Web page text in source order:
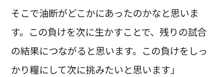
そこで油断がどこかにあったのかなと思いま
す。この負けを次に生かすことで、残りの試合
の結果につながると思います。この負けをしっ
かり糧にして次に挑みたいと思います」